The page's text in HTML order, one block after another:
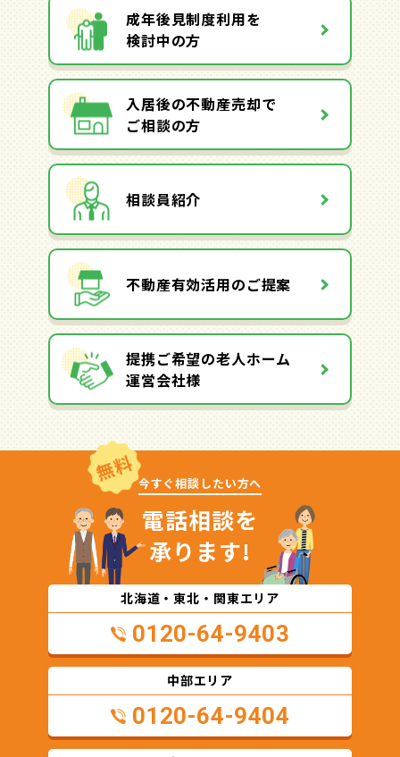
成年後見制度利用を
検討中の方
入居後の不動産売却で
ご相談の方
相談員紹介
不動産有効活用のご提案
提携ご希望の老人ホーム
運営会社様
無料 今すぐ相談したい方へ
電話相談を
承ります!
北海道・東北・関東エリア
0120-64-9403
中部エリア
0120-64-9404